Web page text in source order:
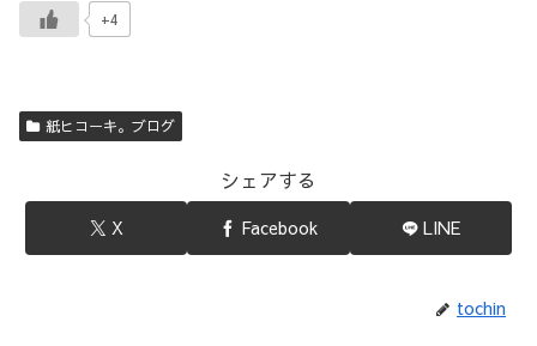
+4
紙ヒコーキ。ブログ
シェアする
X Facebook LINE
tochin